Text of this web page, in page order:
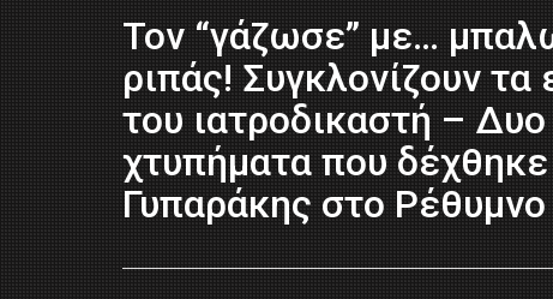
Τον “γάζωσε” με…
ριπάς! Συγκλονίζουν τα
του ιατροδικαστή – Δυο
χτυπήματα που δέχθηκε
Γυπαράκης στο Ρέθυμνο